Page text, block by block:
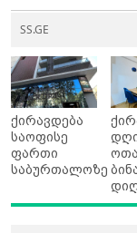
SS.GE
ქირავდება
საოფისე
ფართი
საბურთალოზე